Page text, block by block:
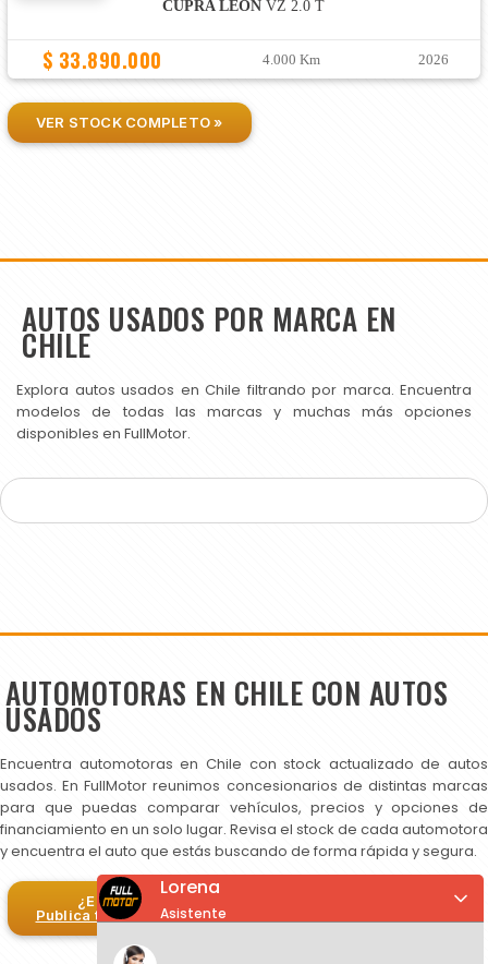
CUPRA LEON VZ 2.0 T
$ 33.890.000 4.000 Km 2026
VER STOCK COMPLETO »
AUTOS USADOS POR MARCA EN
CHILE
Explora autos usados en Chile filtrando por marca. Encuentra
modelos de todas las marcas y muchas más opciones
disponibles en FullMotor.
AUTOMOTORAS EN CHILE CON AUTOS
USADOS
Encuentra automotoras en Chile con stock actualizado de autos
usados. En FullMotor reunimos concesionarios de distintas marcas
para que puedas comparar vehículos, precios y opciones de
financiamiento en un solo lugar. Revisa el stock de cada automotora
y encuentra el auto que estás buscando de forma rápida y segura.
¿Eres automotora?
Publica tus autos en FullMotor
Lorena
Asistente